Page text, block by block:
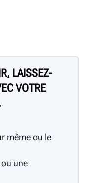
LAISSEZ-
VOTRE
même ou le
une